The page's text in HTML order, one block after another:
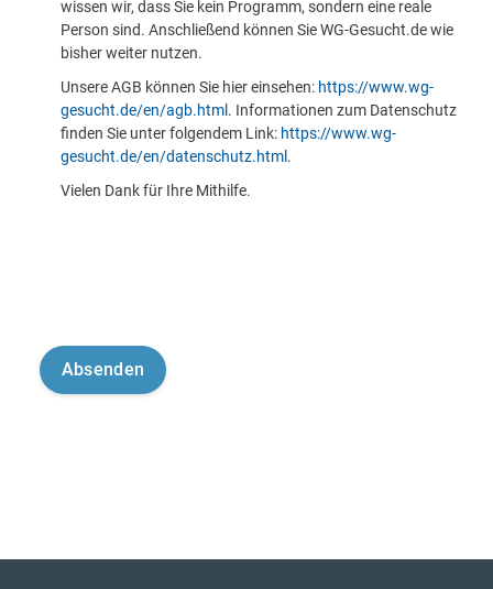
wissen wir, dass Sie kein Programm, sondern eine reale
Person sind. Anschließend können Sie WG-Gesucht.de wie
bisher weiter nutzen.
Unsere AGB können Sie hier einsehen: https://www.wg-
gesucht.de/en/agb.html . Informationen zum Datenschutz
finden Sie unter folgendem Link: https://www.wg-
gesucht.de/en/datenschutz.html .
Vielen Dank für Ihre Mithilfe.